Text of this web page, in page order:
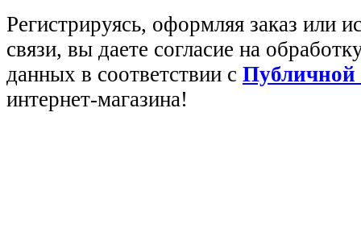
Регистрируясь, оформляя заказ или
связи, вы даете согласие на
данных в соответствии с Публичной
интернет-магазина!